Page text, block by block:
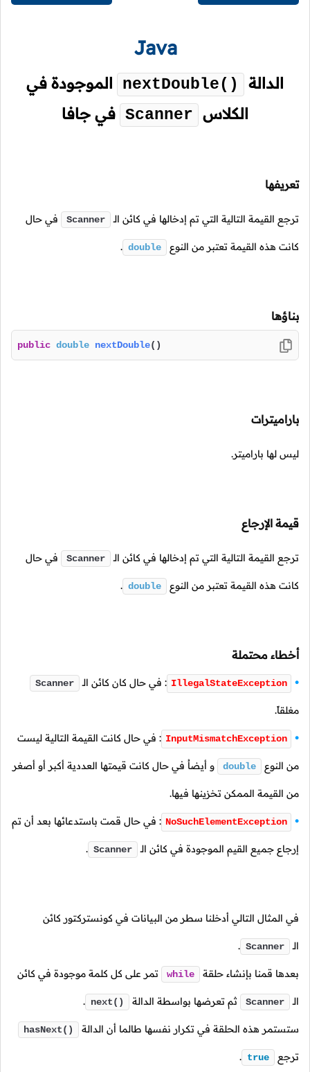
Java
الدالة nextDouble()
الموجودة في
الكلاس Scanner في جافا
تعريفها
ترجع القيمة التالية التي تم إدخالها في كائن الـ Scanner في حال
كانت هذه القيمة تعتبر من النوع double
.
بناؤها
public double nextDouble()
باراميترات
ليس لها باراميتر.
قيمة الإرجاع
ترجع القيمة التالية التي تم إدخالها في كائن الـ Scanner في حال
كانت هذه القيمة تعتبر من النوع double
.
أخطاء محتملة
IllegalStateException : في حال كان كائن الـ Scanner
مغلقاً.
InputMismatchException : في حال كانت القيمة التالية ليست
من النوع double و أيضاُ في حال كانت قيمتها العددية أكبر أو أصغر
من القيمة الممكن تخزينها فيها.
NoSuchElementException : في حال قمت باستدعائها بعد أن تم
إرجاع جميع القيم الموجودة في كائن الـ Scanner
.
في المثال التالي أدخلنا سطر من البيانات في كونستركتور كائن
الـ Scanner
.
بعدها قمنا بإنشاء حلقة while تمر على كل كلمة موجودة في كائن
الـ Scanner ثم تعرضها بواسطة الدالة next()
.
ستستمر هذه الحلقة في تكرار نفسها طالما أن الدالة hasNext()
ترجع true
.